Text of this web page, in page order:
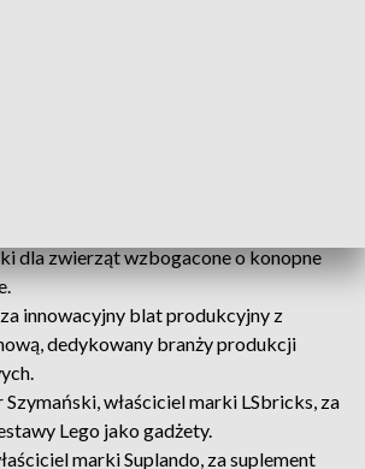
dla zwierząt wzbogacone o konopne
innowacyjny blat produkcyjny z
dedykowany branży produkcji
właściciel marki LSbricks, za
Lego jako gadżety.
marki Suplando, za suplement